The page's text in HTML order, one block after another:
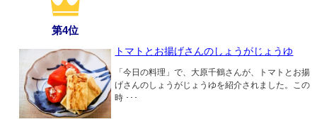
第4位
トマトとお揚げさんのしょうがじょうゆ
「今日の料理」で、大原千鶴さんが、トマトとお揚
げさんのしょうがじょうゆを紹介されました。この
時 ･･･